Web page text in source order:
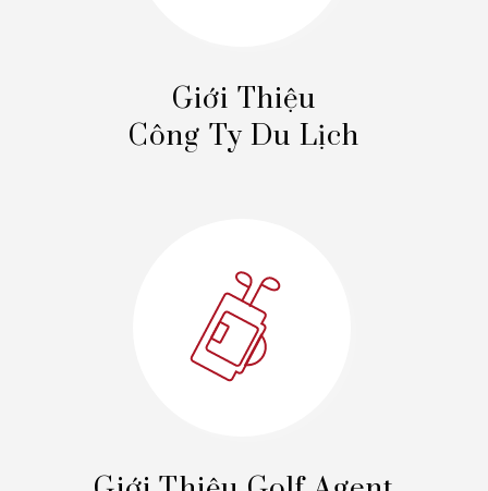
Giới Thiệu
Công Ty Du Lịch